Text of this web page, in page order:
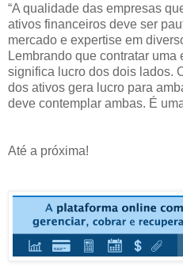
“A qualidade das empresas
ativos financeiros deve ser
mercado e expertise em
Lembrando que contratar uma
significa lucro dos dois lados.
dos ativos gera lucro para
deve contemplar ambas. É
Até a próxima!